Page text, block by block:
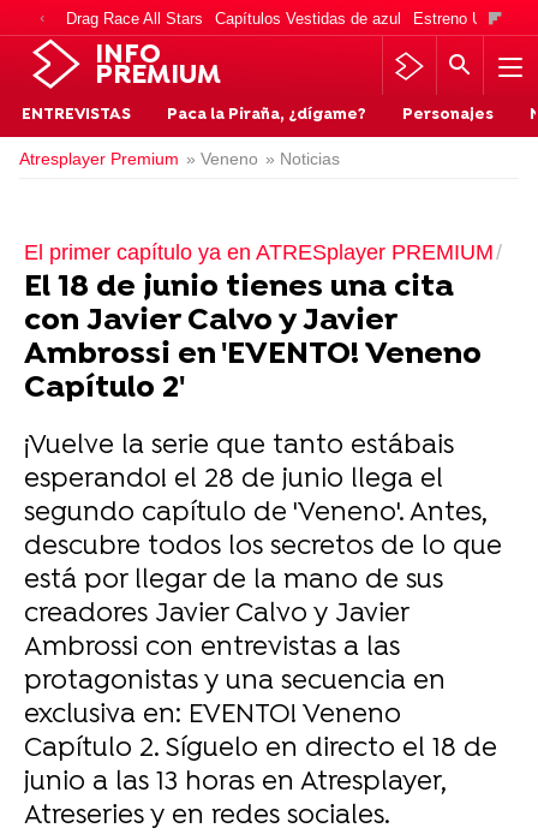
Drag Race All Stars Capítulos Vestidas de azul Estreno Una
INFO
PREMIUM
ENTREVISTAS Paca la Piraña, ¿dígame? Personajes
Atresplayer Premium » Veneno » Noticias
El primer capítulo ya en ATRESplayer PREMIUM
El 18 de junio tienes una cita
con Javier Calvo y Javier
Ambrossi en 'EVENTO! Veneno
Capítulo 2'
¡Vuelve la serie que tanto estábais
esperando! el 28 de junio llega el
segundo capítulo de 'Veneno'. Antes,
descubre todos los secretos de lo que
está por llegar de la mano de sus
creadores Javier Calvo y Javier
Ambrossi con entrevistas a las
protagonistas y una secuencia en
exclusiva en: EVENTO! Veneno
Capítulo 2. Síguelo en directo el 18 de
junio a las 13 horas en Atresplayer,
Atreseries y en redes sociales.